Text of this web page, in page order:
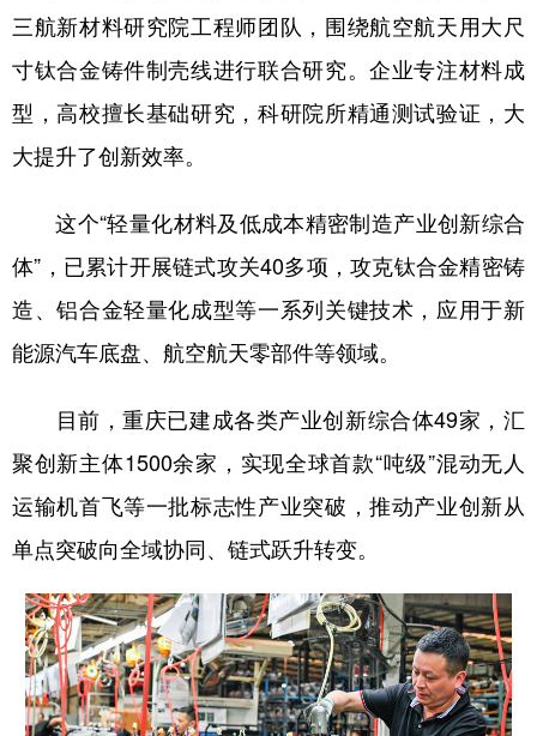
三航新材料研究院工程师团队，围绕航空航天用大尺
寸钛合金铸件制壳线进行联合研究。企业专注材料成
型，高校擅长基础研究，科研院所精通测试验证，大
大提升了创新效率。
这个“轻量化材料及低成本精密制造产业创新综合
体”，已累计开展链式攻关40多项，攻克钛合金精密铸
造、铝合金轻量化成型等一系列关键技术，应用于新
能源汽车底盘、航空航天零部件等领域。
目前，重庆已建成各类产业创新综合体49家，汇
聚创新主体1500余家，实现全球首款“吨级”混动无人
运输机首飞等一批标志性产业突破，推动产业创新从
单点突破向全域协同、链式跃升转变。